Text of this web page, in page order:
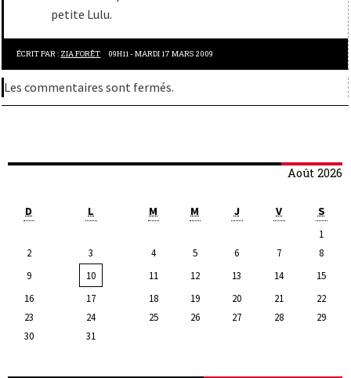
Août 2026
D L M M J V S
1
2
3 4 5 6 7
8
9
10 11 12 13 14
15
16
17 18 19 20 21
22
23
24 25 26 27 28
29
30
31
petite Lulu.
ÉCRIT PAR : ZIA FORÊT 09H11-MARDI 17 MARS 2009
Les commentaires sont fermés.